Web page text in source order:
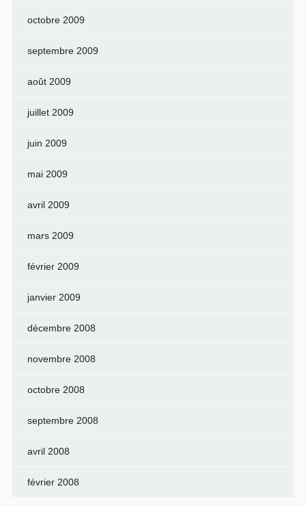
octobre 2009
septembre 2009
août 2009
juillet 2009
juin 2009
mai 2009
avril 2009
mars 2009
février 2009
janvier 2009
décembre 2008
novembre 2008
octobre 2008
septembre 2008
avril 2008
février 2008